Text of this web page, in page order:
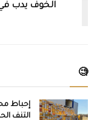
الخوف يدب في
🧐
إحباط
التنف